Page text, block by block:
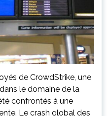
de CrowdStrike, une
le domaine de la
confrontés à une
Le crash global des